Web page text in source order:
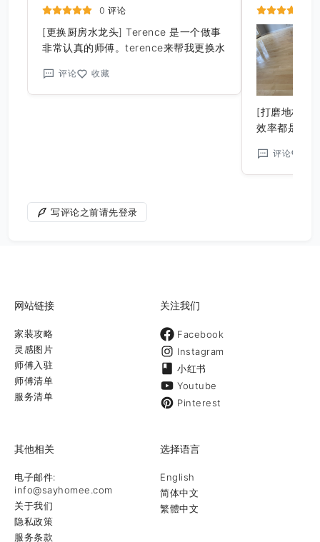
0 评论
[更换厨房水龙头] Terence 是一个做事
非常认真的师傅。terence来帮我更换水
帮我处理旧水龙头垃圾。而且顺便解答
我一些即将想改装的工程问题， 和家里
评论 收藏
[打磨地板，
效率都是杠
评论
写评论之前请先登录
网站链接
家装攻略
灵感图片
师傅入驻
师傅清单
服务清单
关注我们
Facebook
Instagram
小红书
Youtube
Pinterest
其他相关
电子邮件:
info@sayhomee.com
关于我们
隐私政策
服务条款
选择语言
English
简体中文
繁體中文